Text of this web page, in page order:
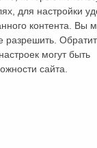
в Совет
для настройки
контента. Вы
разрешить.
могут быть
сайта.